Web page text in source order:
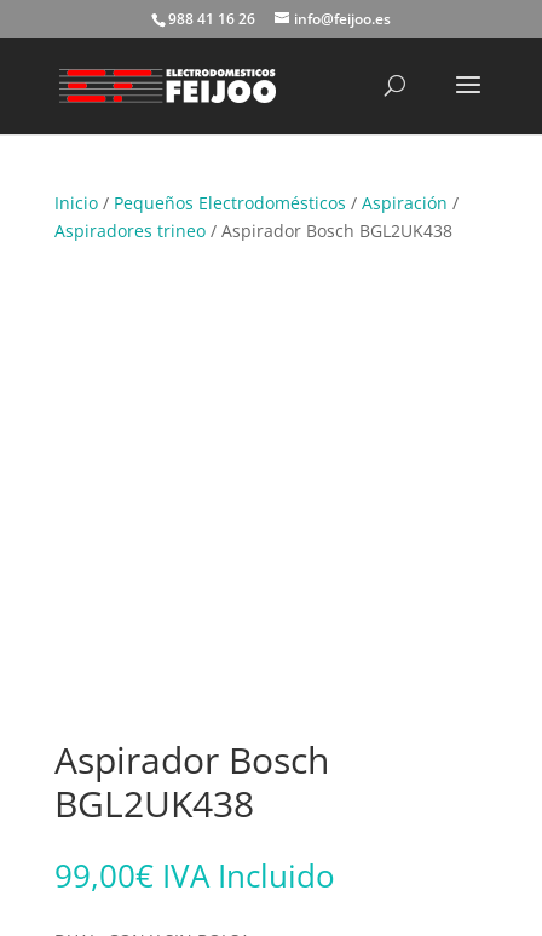
988 41 16 26 info@feijoo.es
Inicio/ Pequeños Electrodomésticos / Aspiración /
Aspiradores trineo/ Aspirador Bosch BGL2UK438
Aspirador Bosch
BGL2UK438
99,00€ IVA Incluido